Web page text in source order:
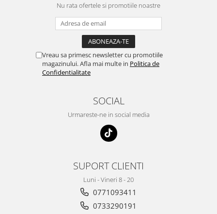
Nu rata ofertele si promotiile noastre
Vreau sa primesc newsletter cu promotiile
magazinului. Afla mai multe in Politica de
Confidentialitate
SOCIAL
Urmareste-ne in social media
SUPORT CLIENTI
Luni - Vineri 8 - 20
0771093411
0733290191